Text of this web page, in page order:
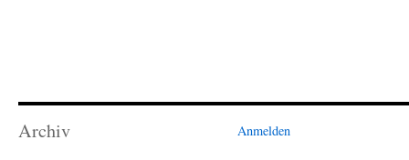
Archiv Anmelden